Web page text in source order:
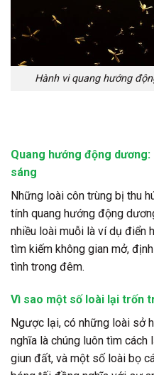
Hành vi quang hướng
Quang hướng động
sáng
Những loài côn trùng bị thu
tính quang hướng động
nhiều loài muỗi là ví dụ điển
tìm kiếm không gian mở,
tình trong đêm.
Vì sao một số loài lại trốn
Ngược lại, có những loài sở
nghĩa là chúng luôn tìm cách
giun đất, và một số loài bọ